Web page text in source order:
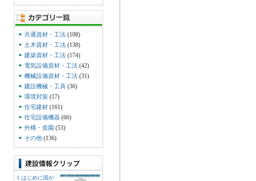
共通資材・工法 (108)
土木資材・工法 (138)
建築資材・工法 (174)
電気設備資材・工法 (42)
機械設備資材・工法 (31)
建設機械・工具 (36)
環境対策 (17)
住宅建材 (161)
住宅設備機器 (66)
外構・造園 (53)
その他 (136)
1.はじめに国が